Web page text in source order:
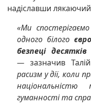
надіславши
«Ми
одного білого
безпеці
—зазначив
расизм у дії, коли
національністю
гуманності та